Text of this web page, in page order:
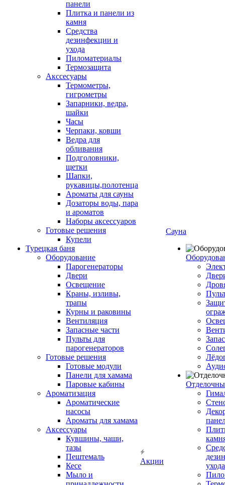
панели
Плитка и панели из
камня
Средства
дезинфекции и
ухода
Пиломатериалы
Термозащита
Аксcесуары
Термометры,
гигрометры
Запарники, ведра,
шайки
Часы
Черпаки, ковши
Ведра для
обливания
Подголовники,
щетки
Шапки,
рукавицы,полотенца
Ароматы для сауны
Дозаторы воды, пара
и ароматов
Наборы аксессуаров
Готовые решения
Купели
Турецкая баня
Оборудование
Парогенераторы
Двери
Освещение
Краны, изливы,
трапы
Курны и раковины
Вентиляция
Запасные части
Пульты для
парогенераторов
Готовые решения
Готовые модули
Панели для хамама
Паровые кабины
Ароматизация
Ароматические
насосы
Ароматы для хамама
Аксессуары
Кувшины, чаши,
тазы
Пештемаль
Кесе
Мыло и
Акции
Сауна
ухода